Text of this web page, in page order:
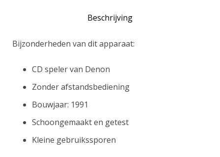
Beschrijving
Bijzonderheden van dit apparaat:
CD speler van Denon
Zonder afstandsbediening
Bouwjaar: 1991
Schoongemaakt en getest
Kleine gebruikssporen